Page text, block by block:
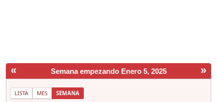
« »
Semana empezando Enero 5, 2025
LISTA MES SEMANA